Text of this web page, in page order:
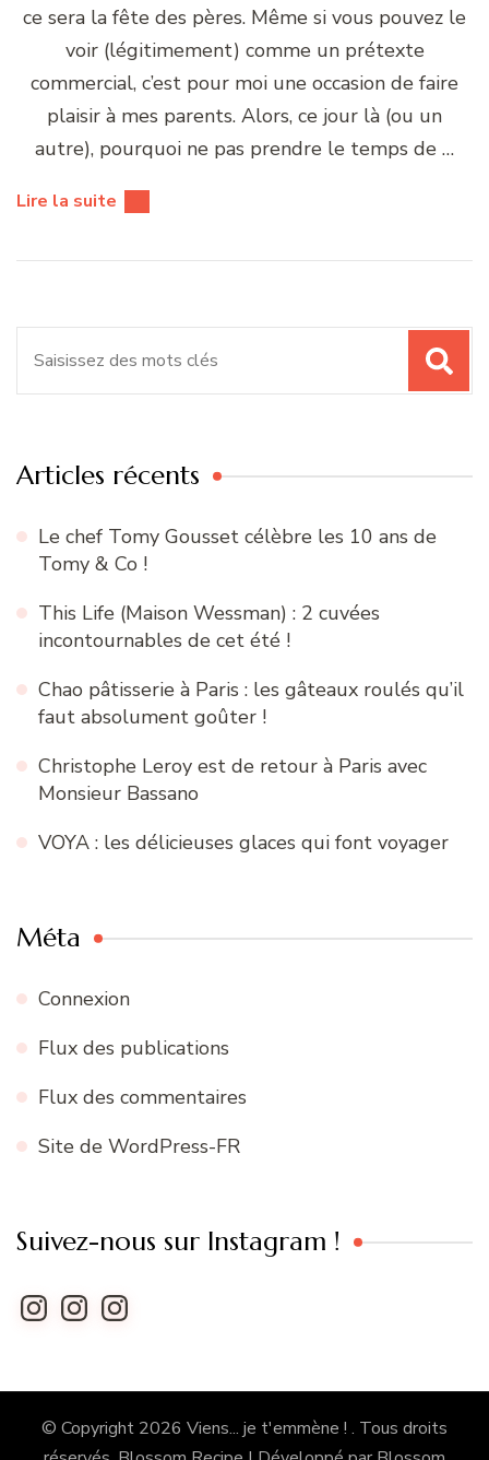
ce sera la fête des pères. Même si vous pouvez le
voir (légitimement) comme un prétexte
commercial, c’est pour moi une occasion de faire
plaisir à mes parents. Alors, ce jour là (ou un
autre), pourquoi ne pas prendre le temps de …
Lire la suite
Articles récents
Le chef Tomy Gousset célèbre les 10 ans de
Tomy & Co !
This Life (Maison Wessman) : 2 cuvées
incontournables de cet été !
Chao pâtisserie à Paris : les gâteaux roulés qu’il
faut absolument goûter !
Christophe Leroy est de retour à Paris avec
Monsieur Bassano
VOYA : les délicieuses glaces qui font voyager
Méta
Connexion
Flux des publications
Flux des commentaires
Site de WordPress-FR
Suivez-nous sur Instagram !
Instagram
InstagramInstagram
© Copyright 2026 Viens... je t'emmène ! . Tous droits